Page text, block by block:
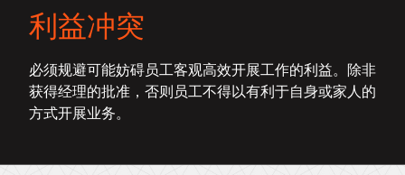
利益冲突
必须规避可能妨碍员工客观高效开展工作的利益。除非
获得经理的批准，否则员工不得以有利于自身或家人的
方式开展业务。